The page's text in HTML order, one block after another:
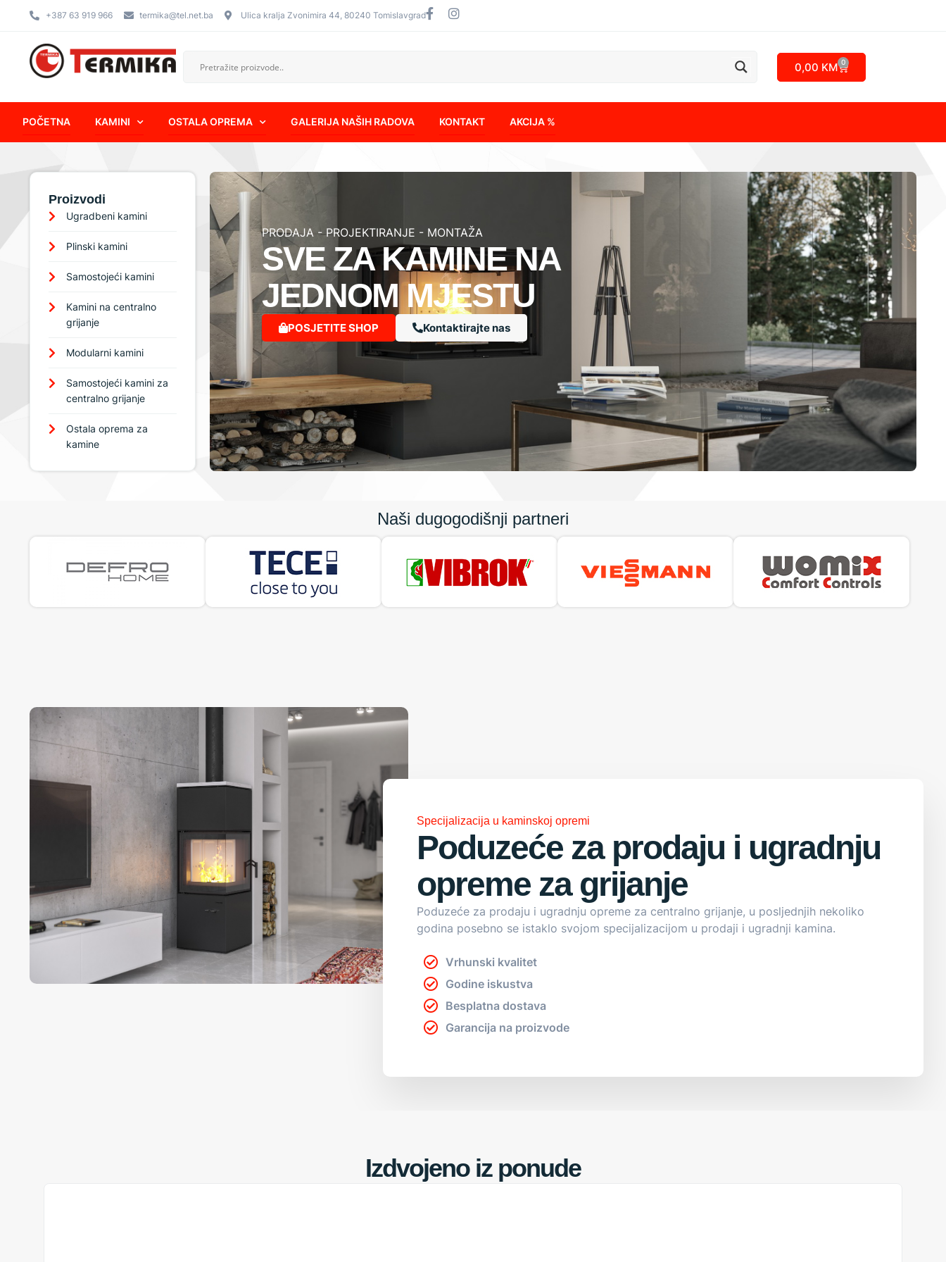
+387 63 919 966 termika@tel.net.ba Ulica kralja Zvonimira 44, 80240 Tomislavgrad
0,00 KM 0
POČETNA KAMINI OSTALA OPREMA GALERIJA NAŠIH RADOVA KONTAKT AKCIJA %
Proizvodi
Ugradbeni kamini
Plinski kamini
Samostojeći kamini
Kamini na centralno
grijanje
Modularni kamini
Samostojeći kamini za
centralno grijanje
Ostala oprema za
kamine
PRODAJA - PROJEKTIRANJE - MONTAŽA
SVE ZA KAMINE NA
JEDNOM MJESTU
POSJETITE SHOP Kontaktirajte nas
Naši dugogodišnji partneri
Specijalizacija u kaminskoj opremi
Poduzeće za prodaju i ugradnju
opreme za grijanje
Poduzeće za prodaju i ugradnju opreme za centralno grijanje, u posljednjih nekoliko
godina posebno se istaklo svojom specijalizacijom u prodaji i ugradnji kamina.
Vrhunski kvalitet
Godine iskustva
Besplatna dostava
Garancija na proizvode
Izdvojeno iz ponude